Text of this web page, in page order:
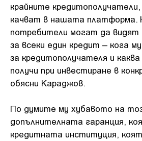
крайните
качват в нашата
потребители могат да видят
за всеки един кредит – кога
за кредитополучателя и
получи при инвестиране в
обясни Караджов.
По думите му хубавото на
допълнителната гаранция,
кредитната институция,